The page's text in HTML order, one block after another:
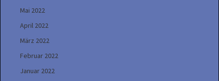
Mai 2022
April 2022
März 2022
Februar 2022
Januar 2022